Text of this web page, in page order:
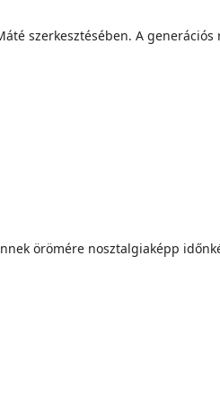
szerkesztésében. A
örömére nosztalgiaképp